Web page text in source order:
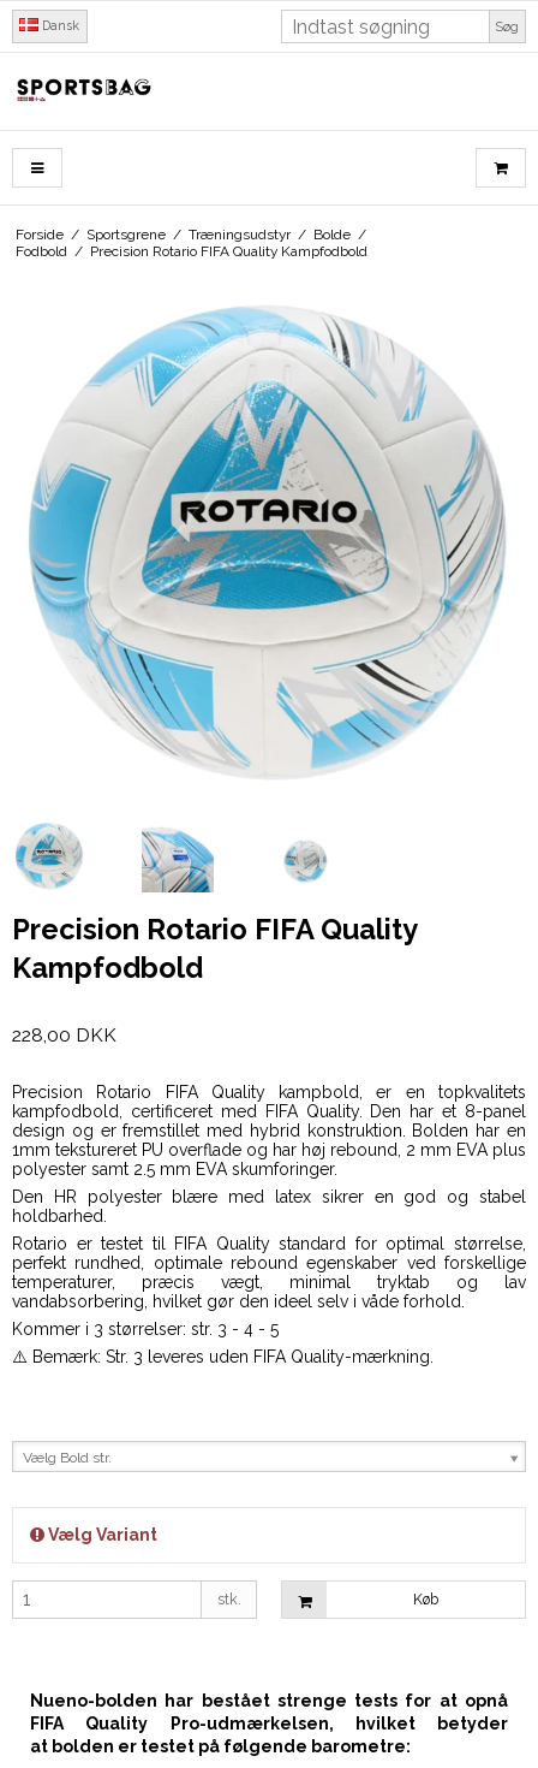
Dansk Søg
Forside / Sportsgrene / Træningsudstyr / Bolde /
Fodbold / Precision Rotario FIFA Quality Kampfodbold
Precision Rotario FIFA Quality
Kampfodbold
228,00 DKK
Precision Rotario FIFA Quality kampbold, er en topkvalitets
kampfodbold, certificeret med FIFA Quality. Den har et 8-panel
design og er fremstillet med hybrid konstruktion. Bolden har en
1mm tekstureret PU overflade og har høj rebound, 2 mm EVA plus
polyester samt 2.5 mm EVA skumforinger.
Den HR polyester blære med latex sikrer en god og stabel
holdbarhed.
Rotario er testet til FIFA Quality standard for optimal størrelse,
perfekt rundhed, optimale rebound egenskaber ved forskellige
temperaturer, præcis vægt, minimal tryktab og lav
vandabsorbering, hvilket gør den ideel selv i våde forhold.
Kommer i 3 størrelser: str. 3 - 4 - 5
⚠️ Bemærk: Str. 3 leveres uden FIFA Quality-mærkning.
Vælg Bold str.
Vælg Variant
stk. Køb
Nueno-bolden har bestået strenge tests for at opnå
FIFA Quality Pro-udmærkelsen, hvilket betyder
at bolden er testet på følgende barometre: